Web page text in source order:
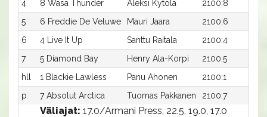
4
8 Wasa Thunder Aleksi Kytölä 2100:8
5
6 Freddie De Veluwe Mauri Jaara 2100:6
6
4 Live It Up Santtu Raitala 2100:4
7
5 Diamond Bay Henry Ala-Korpi 2100:5
hll
1 Blackie Lawless Panu Ahonen 2100:1
p
7 Absolut Arctica Tuomas Pakkanen 2100:7
Väliajat: 17.0/Armani Press, 22.5, 19.0, 17.0